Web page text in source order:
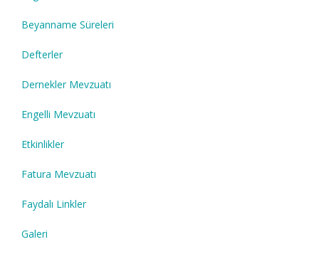
Beyanname Süreleri
Defterler
Dernekler Mevzuatı
Engelli Mevzuatı
Etkinlikler
Fatura Mevzuatı
Faydalı Linkler
Galeri